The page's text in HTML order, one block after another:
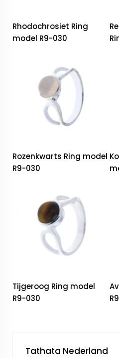
Rhodochrosiet Ring
model R9-030
Rozenkwarts Ring model
R9-030
Tijgeroog Ring model
R9-030
Tathata Nederland